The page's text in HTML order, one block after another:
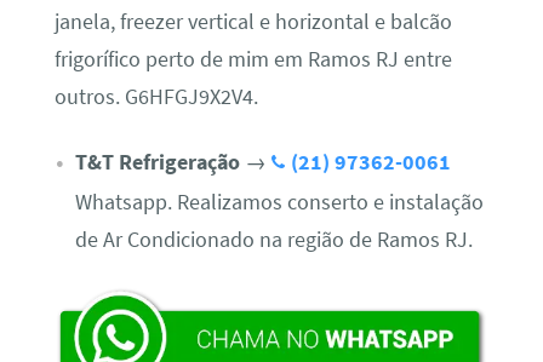
janela, freezer vertical e horizontal e balcão
frigorífico perto de mim em Ramos RJ entre
outros. G6HFGJ9X2V4.
T&T Refrigeração→
(21) 97362-0061
Whatsapp. Realizamos conserto e instalação
de Ar Condicionado na região de Ramos RJ.